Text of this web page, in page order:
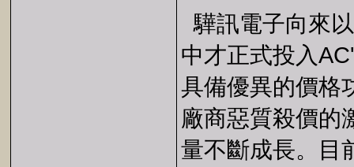
驊訊電子向來
中才正式投入
具備優異的價格
廠商惡質殺價的
量不斷成長。目